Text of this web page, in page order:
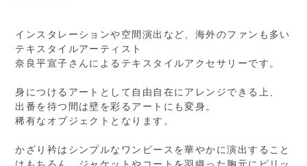
インスタレーションや空間演出など、海外のファンも多い
テキスタイルアーティスト
奈良平宣子さんによるテキスタイルアクセサリーです。
身につけるアートとして自由自在にアレンジできる上、
出番を待つ間は壁を彩るアートにも変身。
稀有なオブジェクトとなります。
かざり衿はシンプルなワンピースを華やかに演出すること
はもちろん、ジャケットやコートを羽織った胸元にピリッ